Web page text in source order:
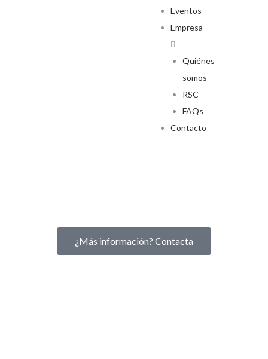
Eventos
Empresa
Quiénes
somos
RSC
FAQs
Contacto
¿Más información? Contacta